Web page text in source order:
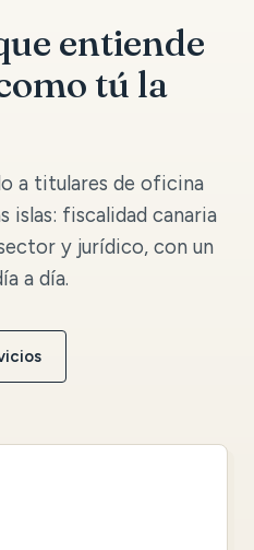
entiende
tú la
a titulares de oficina
islas: fiscalidad canaria
y jurídico, con un
a día.